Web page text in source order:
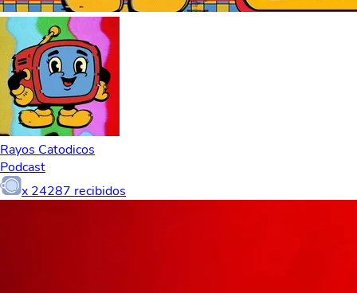
Rayos Catodicos
Podcast
x 24287 recibidos